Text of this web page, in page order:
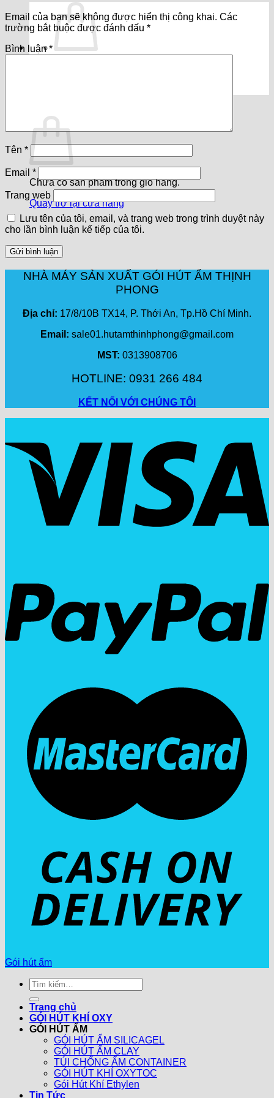
Chưa có sản phẩm trong giỏ hàng.
Quay trở lại cửa hàng
Email của bạn sẽ không được hiển thị công khai. Các
trường bắt buộc được đánh dấu *
Bình luận*
Tên *
Email *
Trang web
Lưu tên của tôi, email, và trang web trong trình duyệt này
cho lần bình luận kế tiếp của tôi.
NHÀ MÁY SẢN XUẤT GÓI HÚT ẨM THỊNH
PHONG
Địa chỉ: 17/8/10B TX14, P. Thới An, Tp.Hồ Chí Minh.
Email: sale01.hutamthinhphong@gmail.com
MST: 0313908706
HOTLINE: 0931 266 484
KẾT NỐI VỚI CHÚNG TÔI
Gói hút ẩm
Tìm
kiếm:
Trang chủ
GÓI HÚT KHÍ OXY
GÓI HÚT ẨM
GÓI HÚT ẨM SILICAGEL
GÓI HÚT ẨM CLAY
TÚI CHỐNG ẨM CONTAINER
GÓI HÚT KHÍ OXYTOC
Gói Hút Khí Ethylen
Tin Tức